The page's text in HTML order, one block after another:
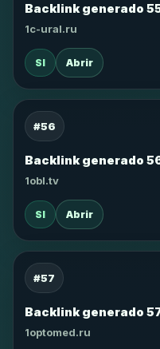
Backlink generado
1c-ural.ru
SI Abrir
#56
Backlink generado
1obl.tv
SI Abrir
#57
Backlink generado
1optomed.ru